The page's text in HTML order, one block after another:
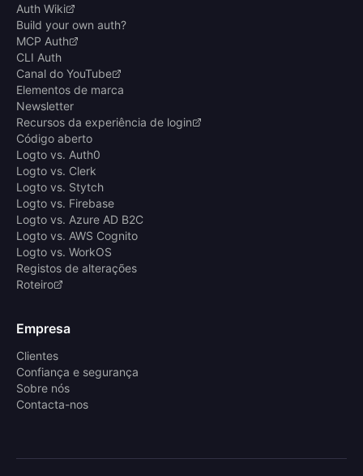
Auth Wiki
Build your own auth?
MCP Auth
CLI Auth
Canal do YouTube
Elementos de marca
Newsletter
Recursos da experiência de login
Código aberto
Logto vs. Auth0
Logto vs. Clerk
Logto vs. Stytch
Logto vs. Firebase
Logto vs. Azure AD B2C
Logto vs. AWS Cognito
Logto vs. WorkOS
Registos de alterações
Roteiro
Empresa
Clientes
Confiança e segurança
Sobre nós
Contacta-nos